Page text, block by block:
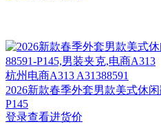
杭州 电商A313 A31388591
2026新款春季外套男款美式休
P145
登录查看进货价